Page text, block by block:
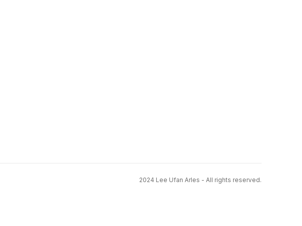
2024 Lee Ufan Arles - All rights reserved.